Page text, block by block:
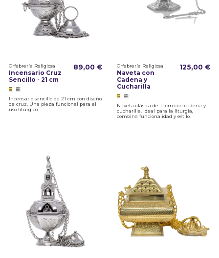
Orfebrería Religiosa
Incensario Cruz
Sencillo - 21 cm
89,00 €
Incensario sencillo de 21 cm con diseño
de cruz. Una pieza funcional para el
uso litúrgico.
Orfebrería Religiosa
Naveta con
Cadena y
Cucharilla
125,00 €
Naveta clásica de 11 cm con cadena y
cucharilla. Ideal para la liturgia,
combina funcionalidad y estilo.